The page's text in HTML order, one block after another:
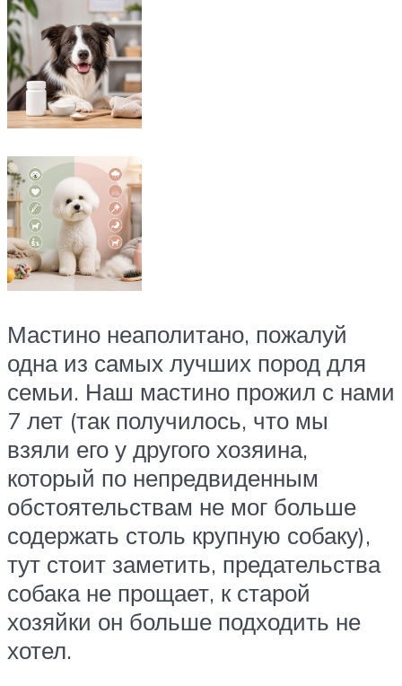
Мастино неаполитано, пожалуй
одна из самых лучших пород для
семьи. Наш мастино прожил с нами
7 лет (так получилось, что мы
взяли его у другого хозяина,
который по непредвиденным
обстоятельствам не мог больше
содержать столь крупную собаку),
тут стоит заметить, предательства
собака не прощает, к старой
хозяйки он больше подходить не
хотел.